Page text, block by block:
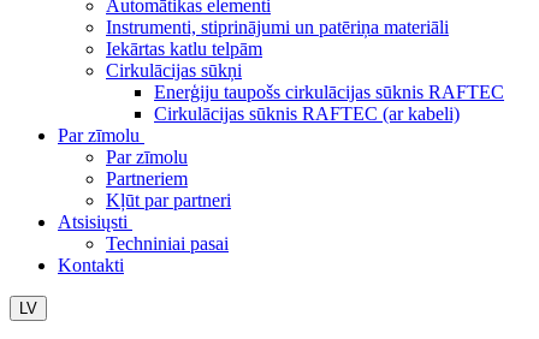
Automātikas elementi
Instrumenti, stiprinājumi un patēriņa materiāli
Iekārtas katlu telpām
Cirkulācijas sūkņi
Enerģiju taupošs cirkulācijas sūknis RAFTEC
Cirkulācijas sūknis RAFTEC (ar kabeli)
Par zīmolu
Par zīmolu
Partneriem
Kļūt par partneri
Atsisiųsti
Techniniai pasai
Kontakti
LV